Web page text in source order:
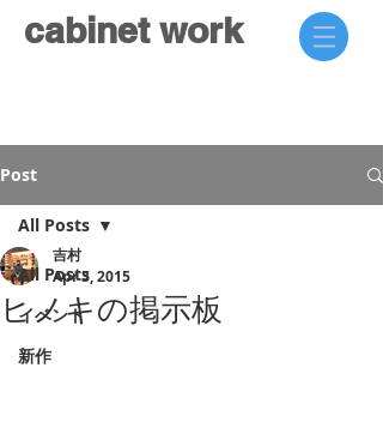
cabinet work
Post
All Posts
イベント
新作
All Posts
ヒノキの掲示板
吉村
Apr 3, 2015